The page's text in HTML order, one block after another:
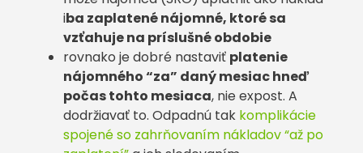
iba zaplatené nájomné, ktoré sa
vzťahuje na príslušné obdobie
rovnako je dobré nastaviť platenie
nájomného “za” daný mesiac hneď
počas tohto mesiaca, nie expost. A
dodržiavať to. Odpadnú tak komplikácie
spojené so zahrňovaním nákladov “až po